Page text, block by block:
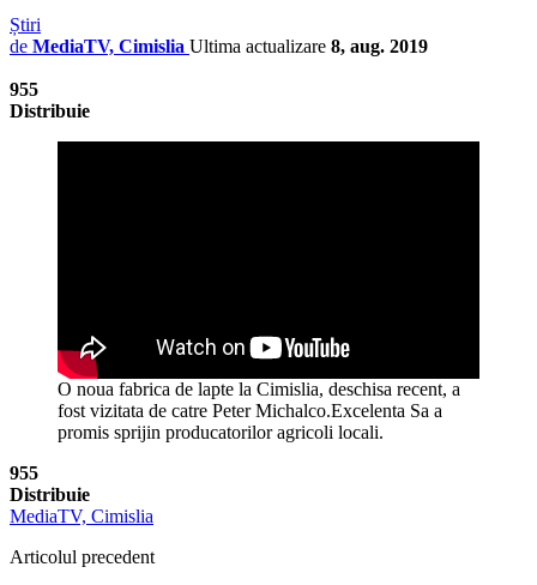
Știri
de MediaTV, Cimislia Ultima actualizare 8, aug. 2019
955
Distribuie
O noua fabrica de lapte la Cimislia, deschisa recent, a
fost vizitata de catre Peter Michalco.Excelenta Sa a
promis sprijin producatorilor agricoli locali.
955
Distribuie
MediaTV, Cimislia
Articolul precedent